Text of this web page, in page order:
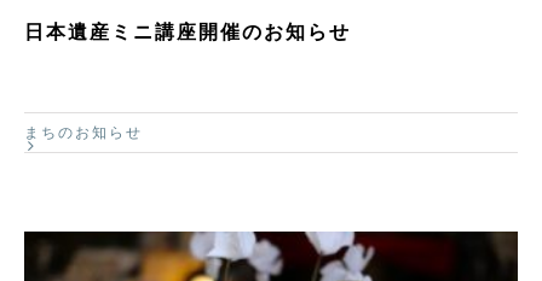
日本遺産ミニ講座開催のお知らせ
まちのお知らせ